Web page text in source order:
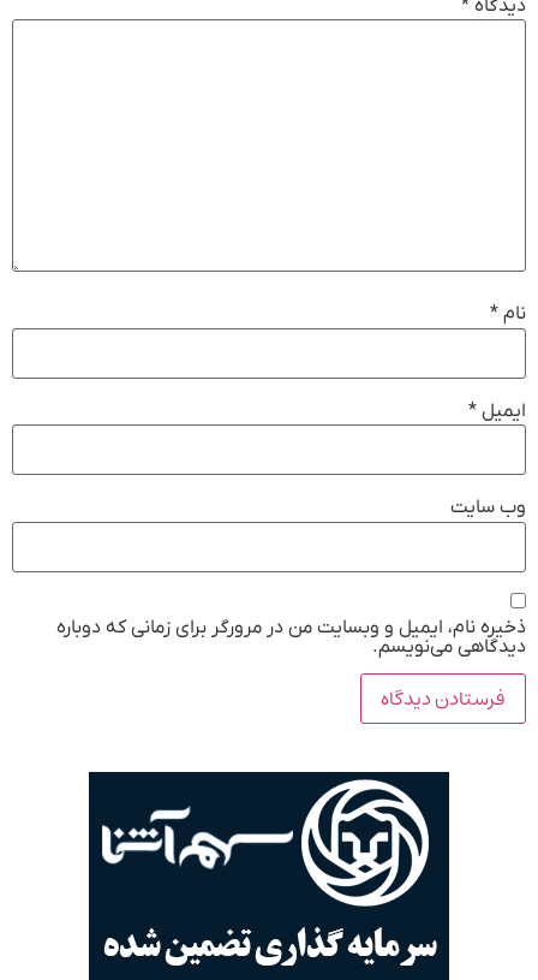
دیدگاه *
نام *
ایمیل *
وب‌ سایت
ذخیره نام، ایمیل و وبسایت من در مرورگر برای زمانی که دوباره
دیدگاهی می‌نویسم.